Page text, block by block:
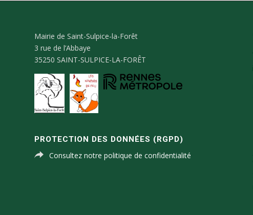
Mairie de Saint-Sulpice-la-Forêt
3 rue de l’Abbaye
35250 SAINT-SULPICE-LA-FORÊT
PROTECTION DES DONNÉES (RGPD)
Consultez notre politique de confidentialité